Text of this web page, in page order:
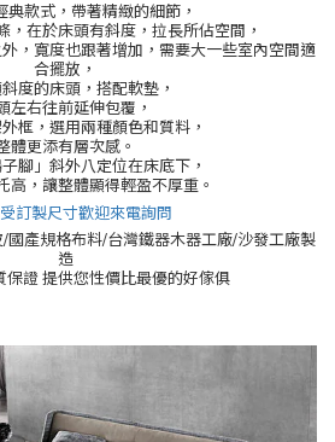
典款式，帶著精緻的細節，
，在於床頭有斜度，拉長所佔空間，
，寬度也跟著增加，需要大一些室內空間適
合擺放，
度的床頭，搭配軟墊，
左右往前延伸包覆，
框，選用兩種顏色和質料，
體更添有層次感。
腳」斜外八定位在床底下，
高，讓整體顯得輕盈不厚重。
訂製尺寸歡迎來電詢問
國產規格布料/台灣鐵器木器工廠/沙發工廠製
造
保證 提供您性價比最優的好傢俱